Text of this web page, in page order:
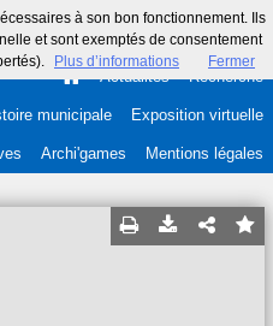
à son bon fonctionnement. Ils
et sont exemptés de consentement
Plus d’informations Fermer
Actualités Recherche
municipale Exposition virtuelle
Archi'games Mentions légales